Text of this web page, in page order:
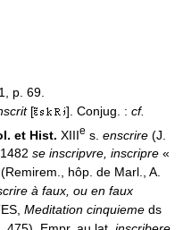
p. 69.
[ ]. Conjug. : cf.
et Hist. XIIIe s. enscrire (J.
se inscripvre, inscripre «
hôp. de Marl., A.
à faux, ou en faux
Meditation cinquieme ds